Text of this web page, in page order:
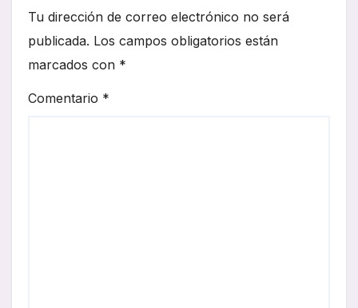
Tu dirección de correo electrónico no será
publicada. Los campos obligatorios están
marcados con *
Comentario *